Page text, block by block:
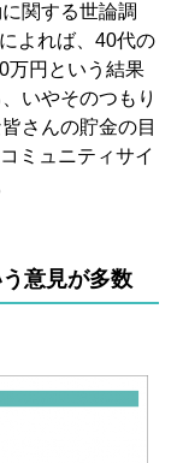
関する世論調
よれば、40代の
万円という結果
いやそのつもり
さんの貯金の目
ミュニティサイ
意見が多数